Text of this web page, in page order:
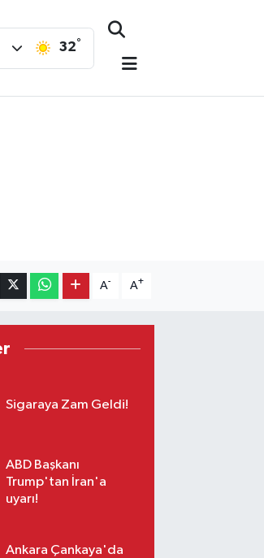
32°
A- A+
Sigaraya Zam Geldi!
ABD Başkanı
Trump'tan İran'a
uyarı!
Ankara Çankaya'da